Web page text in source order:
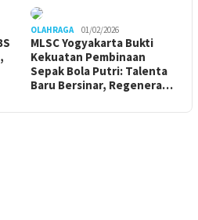
OLAHRAGA 01/02/2026
MLSC Yogyakarta Bukti
Kekuatan Pembinaan
Sepak Bola Putri: Talenta
Baru Bersinar, Regenera…